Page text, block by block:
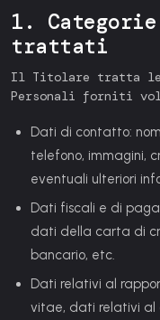
1.
trattati
Il Titolare tratta le
Personali forniti
Dati di contatto:
telefono, immagini,
eventuali ulteriori
Dati fiscali e di
dati della carta di
bancario, etc.
Dati relativi al
vitae, dati relativi al